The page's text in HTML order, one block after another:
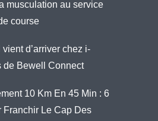
musculation au service
course
Il vient d’arriver chez i-
de Bewell Connect
10 Km En 45 Min : 6
Franchir Le Cap Des